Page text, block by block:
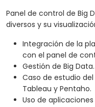
Panel de control de Big
diversos y su
Integración de la
con el panel de
Gestión de Big Data.
Caso de estudio
Tableau y Pentaho.
Uso de